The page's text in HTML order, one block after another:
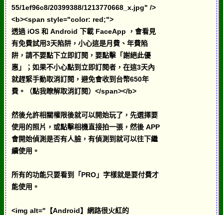
55/1ef96c8/20399388/1213770668_x.jpg" />
<b><span style="color: red;">
透過 iOS 和 Android 下載 FaceApp ，會看見
有免費試用3天陷阱，小心這是月費、年費陷
阱，請不要點下立即訂閱，要點擊「謝絕此優
惠」；如果不小心點到立即訂閱者，在這3天內
就趕緊手動取消訂閱，避免會收到台幣650年
費。（點我瞭解取消訂閱）</span></b>
然後允許相關權限後就可以開始玩了，先選擇要
使用的照片，或點擊相機直接拍一張，然後 APP
會開始偵測是否有人臉，有偵測到就可以往下繼
續使用。
所有的功能只要看到「PRO」字樣就是要付費才
能使用。
<img alt="【Android】網路很火紅的